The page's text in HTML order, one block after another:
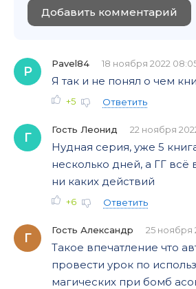
Добавить комментарий
P
Pavel84 18 ноября 2022
Я так и не понял о чем
+5 Ответить
Г
Гость Леонид 22 ноября
Нудная серия, уже 5
несколько дней, а ГГ
ни каких действий
+6 Ответить
Г
Гость Александр 25 ноября
Такое впечатление что
провести урок по
магических при бомб